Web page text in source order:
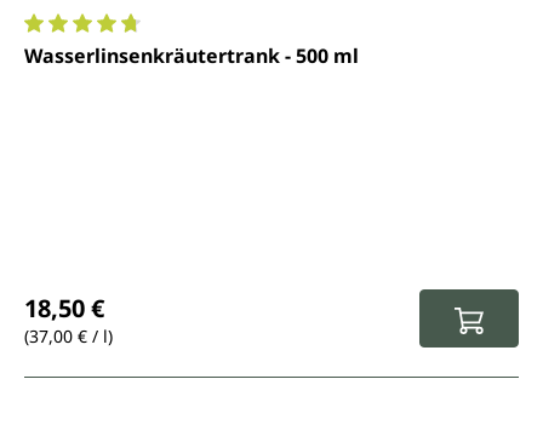
Durchschnittliche Bewertung von 4.7 von 5 Sternen
Wasserlinsenkräutertrank - 500 ml
18,50 €
(37,00 € / l)